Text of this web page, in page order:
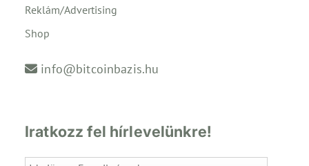
Reklám/Advertising
Shop
info@bitcoinbazis.hu
Iratkozz fel hírlevelünkre!